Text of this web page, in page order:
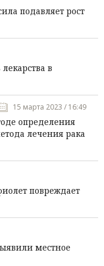
подавляет рост
в
15 марта 2023 / 16:49
определения
лечения рака
повреждает
местное